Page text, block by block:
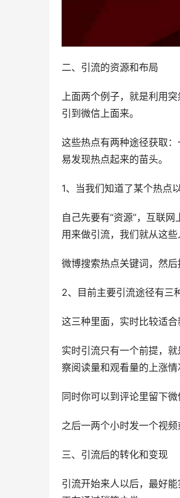
二、引流的资源和布局
上面两个例子，就是利用
引到微信上面来。
这些热点有两种途径获取
易发现热点起来的苗头。
1、当我们知道了某个热点
自己先要有“资源”，互联
用来做引流，我们就从这些
微博搜索热点关键词，然
2、目前主要引流途径有三
这三种里面，实时比较适合
实时引流只有一个前提，
察阅读量和观看量的上涨
同时你可以到评论里留下
之后一两个小时发一个视
三、引流后的转化和变现
引流开始来人以后，最好